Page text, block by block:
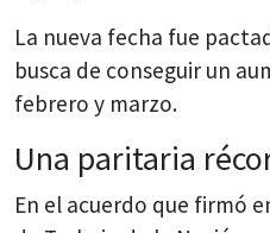
La nueva fecha fue
busca de conseguir un
febrero y marzo.
Una paritaria
En el acuerdo que firmó